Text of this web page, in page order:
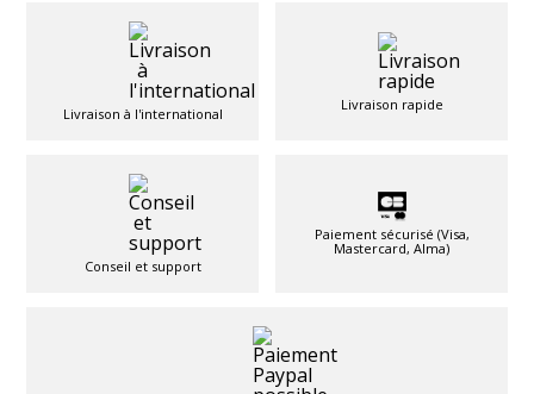
Livraison à l'international
Livraison rapide
Conseil et support
Paiement sécurisé (Visa,
Mastercard, Alma)